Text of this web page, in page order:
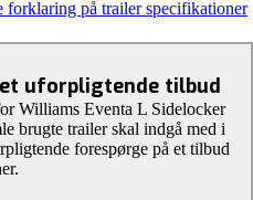
forklaring på trailer specifikationer
uforpligtende tilbud
Williams Eventa L Sidelocker
brugte trailer skal indgå med i
forespørge på et tilbud